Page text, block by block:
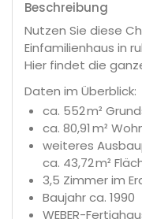
Beschreibung
Nutzen Sie diese
Einfamilienhaus in
Hier findet die
Daten im Überblick:
ca. 552 m²
ca. 80,91 m²
weiteres
ca. 43,72 m²
3,5 Zimmer im
Baujahr ca. 1990
WEBER-